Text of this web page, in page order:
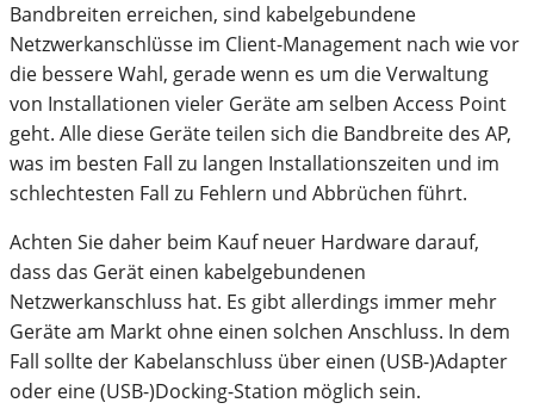
Bandbreiten erreichen, sind kabelgebundene
Netzwerkanschlüsse im Client-Management nach wie vor
die bessere Wahl, gerade wenn es um die Verwaltung
von Installationen vieler Geräte am selben Access Point
geht. Alle diese Geräte teilen sich die Bandbreite des AP,
was im besten Fall zu langen Installationszeiten und im
schlechtesten Fall zu Fehlern und Abbrüchen führt.
Achten Sie daher beim Kauf neuer Hardware darauf,
dass das Gerät einen kabelgebundenen
Netzwerkanschluss hat. Es gibt allerdings immer mehr
Geräte am Markt ohne einen solchen Anschluss. In dem
Fall sollte der Kabelanschluss über einen (USB-)Adapter
oder eine (USB-)Docking-Station möglich sein.